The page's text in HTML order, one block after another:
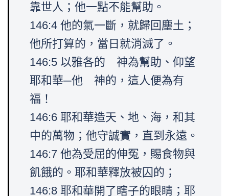
靠世人；他一點不能幫助。
146:4 他的氣一斷，就歸回塵土；
他所打算的，當日就消滅了。
146:5 以雅各的 神為幫助、仰望
耶和華─他 神的，這人便為有
福！
146:6 耶和華造天、地、海，和其
中的萬物；他守誠實，直到永遠。
146:7 他為受屈的伸冤，賜食物與
飢餓的。耶和華釋放被囚的；
146:8 耶和華開了瞎子的眼睛；耶